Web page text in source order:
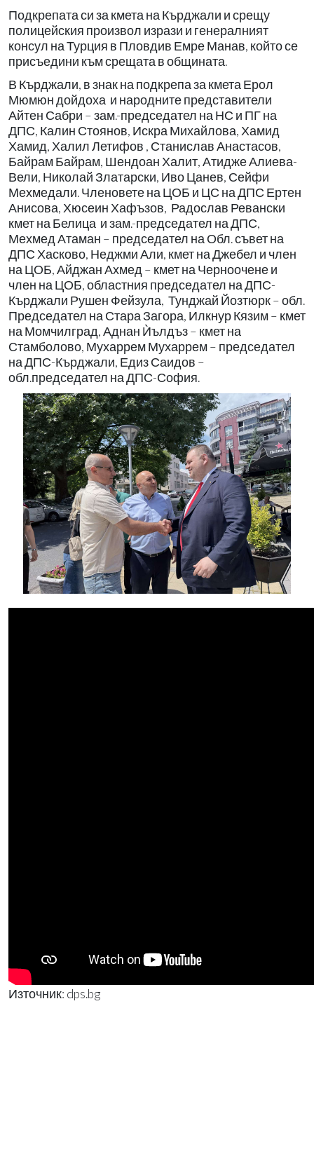
Подкрепата си за кмета на Кърджали и срещу
полицейския произвол изрази и генералният
консул на Турция в Пловдив Емре Манав, който се
присъедини към срещата в общината.
В Кърджали, в знак на подкрепа за кмета Ерол
Мюмюн дойдоха и народните представители
Айтен Сабри – зам.-председател на НС и ПГ на
ДПС, Калин Стоянов, Искра Михайлова, Хамид
Хамид, Халил Летифов , Станислав Анастасов,
Байрам Байрам, Шендоан Халит, Атидже Алиева-
Вели, Николай Златарски, Иво Цанев, Сейфи
Мехмедали. Членовете на ЦОБ и ЦС на ДПС Ертен
Анисова, Хюсеин Хафъзов, Радослав Ревански
кмет на Белица и зам.-председател на ДПС,
Мехмед Атаман – председател на Обл. съвет на
ДПС Хасково, Неджми Али, кмет на Джебел и член
на ЦОБ, Айджан Ахмед – кмет на Черноочене и
член на ЦОБ, областния председател на ДПС-
Кърджали Рушен Фейзула, Тунджай Йозтюрк – обл.
Председател на Стара Загора, Илкнур Кязим – кмет
на Момчилград, Аднан Ѝълдъз – кмет на
Стамболово, Мухаррем Мухаррем – председател
на ДПС-Кърджали, Едиз Саидов –
обл.председател на ДПС-София.
Източник: dps.bg